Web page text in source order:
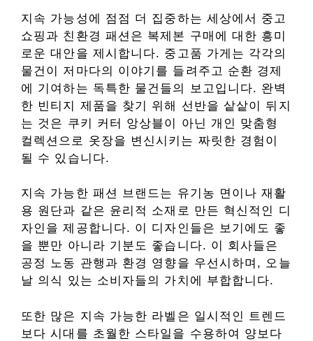
지속 가능성에 점점 더 집중하는 세상에서 중고
쇼핑과 친환경 패션은 복제본 구매에 대한 흥미
로운 대안을 제시합니다. 중고품 가게는 각각의
물건이 저마다의 이야기를 들려주고 순환 경제
에 기여하는 독특한 물건들의 보고입니다. 완벽
한 빈티지 제품을 찾기 위해 선반을 샅샅이 뒤지
는 것은 쿠키 커터 앙상블이 아닌 개인 맞춤형
컬렉션으로 옷장을 변신시키는 짜릿한 경험이
될 수 있습니다.
지속 가능한 패션 브랜드는 유기농 면이나 재활
용 원단과 같은 윤리적 소재로 만든 혁신적인 디
자인을 제공합니다. 이 디자인들은 보기에도 좋
을 뿐만 아니라 기분도 좋습니다. 이 회사들은
공정 노동 관행과 환경 영향을 우선시하며, 오늘
날 의식 있는 소비자들의 가치에 부합합니다.
또한 많은 지속 가능한 라벨은 일시적인 트렌드
보다 시대를 초월한 스타일을 수용하여 양보다